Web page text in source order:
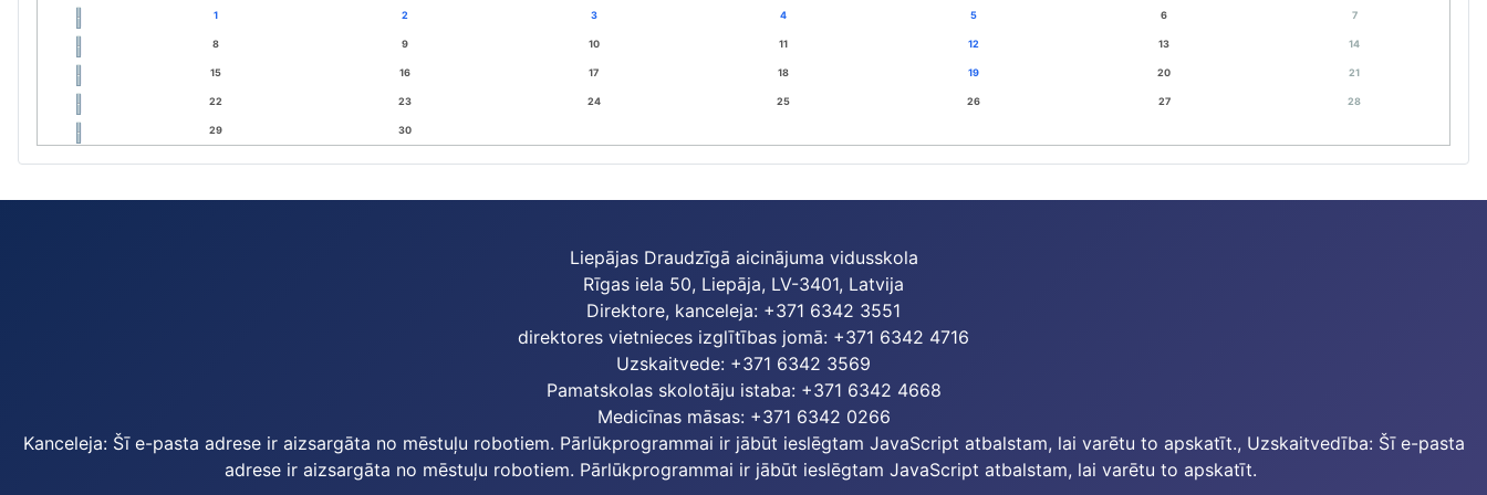
1 2 3 4 5 6 7
8 9 10 11 12 13 14
15 16 17 18 19 20 21
22 23 24 25 26 27 28
29 30
Liepājas Draudzīgā aicinājuma vidusskola
Rīgas iela 50, Liepāja, LV-3401, Latvija
Direktore, kanceleja: +371 6342 3551
direktores vietnieces izglītības jomā: +371 6342 4716
Uzskaitvede: +371 6342 3569
Pamatskolas skolotāju istaba: +371 6342 4668
Medicīnas māsas: +371 6342 0266
Kanceleja: Šī e-pasta adrese ir aizsargāta no mēstuļu robotiem. Pārlūkprogrammai ir jābūt ieslēgtam JavaScript atbalstam, lai varētu to apskatīt., Uzskaitvedība: Šī e-pasta
adrese ir aizsargāta no mēstuļu robotiem. Pārlūkprogrammai ir jābūt ieslēgtam JavaScript atbalstam, lai varētu to apskatīt.